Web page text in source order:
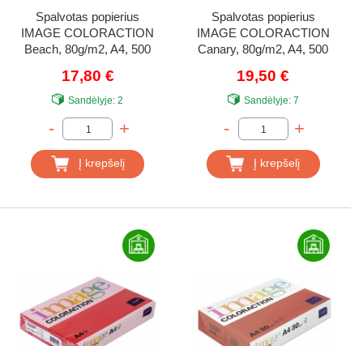
Spalvotas popierius
IMAGE COLORACTION
Beach, 80g/m2, A4, 500
17,80 €
Sandėlyje: 2
- +
Į krepšelį
Spalvotas popierius
IMAGE COLORACTION
Canary, 80g/m2, A4, 500
Yellow)
19,50 €
Sandėlyje:7
- +
Į krepšelį